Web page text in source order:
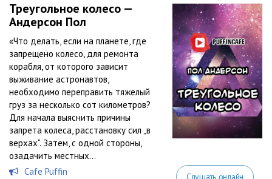
Треугольное колесо —
Андерсон Пол
«Что делать, если на планете, где
запрещено колесо, для ремонта
корабля, от которого зависит
выживание астронавтов,
необходимо переправить тяжелый
груз за несколько сот километров?
Для начала выяснить причины
запрета колеса, расстановку сил „в
верхах“. Затем, с одной стороны,
озадачить местных...
Cafe Puffin
Слушать онлайн